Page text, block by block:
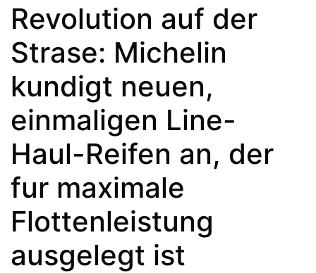
Revolution auf der
Strase: Michelin
kundigt neuen,
einmaligen Line-
Haul-Reifen an, der
fur maximale
Flottenleistung
ausgelegt ist